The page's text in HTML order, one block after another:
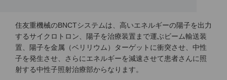
住友重機械のBNCTシステムは、高いエネルギーの陽子を出力
するサイクロトロン、陽子を治療装置まで運ぶビーム輸送装
置、陽子を金属（ベリリウム）ターゲットに衝突させ、中性
子を発生させ、さらにエネルギーを減速させて患者さんに照
射する中性子照射治療部からなります。